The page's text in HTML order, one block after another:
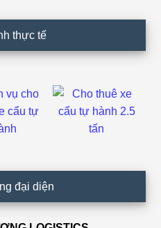
thực tế
đại diện